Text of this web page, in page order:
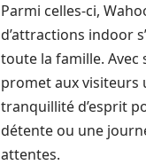
Parmi celles-ci,
d’attractions indoor
toute la famille. Avec
promet aux visiteurs
tranquillité d’esprit
détente ou une
attentes.